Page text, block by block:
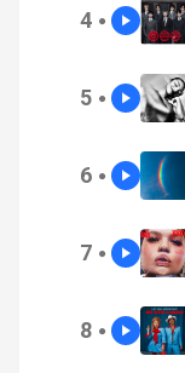
4 ●
5 ●
6 ●
7 ●
8 ●